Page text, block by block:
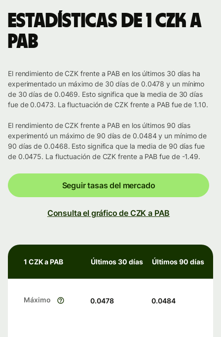
Estadísticas de 1 CZK a
PAB
El rendimiento de CZK frente a PAB en los últimos 30 días ha
experimentado un máximo de 30 días de 0.0478 y un mínimo
de 30 días de 0.0469. Esto significa que la media de 30 días
fue de 0.0473. La fluctuación de CZK frente a PAB fue de 1.10.
El rendimiento de CZK frente a PAB en los últimos 90 días
experimentó un máximo de 90 días de 0.0484 y un mínimo de
90 días de 0.0468. Esto significa que la media de 90 días fue
de 0.0475. La fluctuación de CZK frente a PAB fue de -1.49.
Seguir tasas del mercado
Consulta el gráfico de CZK a PAB
1 CZK a PAB Últimos 30 días Últimos 90 días
Máximo 0.0478 0.0484